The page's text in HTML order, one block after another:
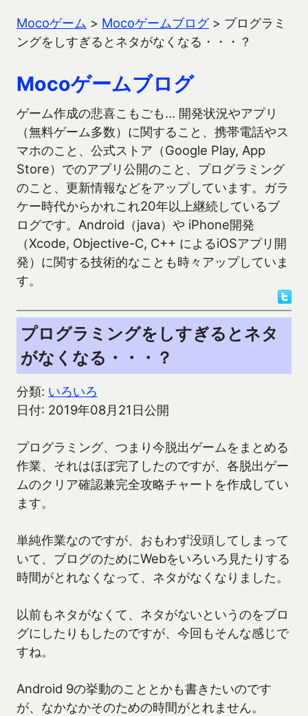
Mocoゲーム > Mocoゲームブログ> プログラミ
ングをしすぎるとネタがなくなる・・・？
Mocoゲームブログ
ゲーム作成の悲喜こもごも… 開発状況やアプリ
（無料ゲーム多数）に関すること、携帯電話やス
マホのこと、公式ストア（Google Play, App
Store）でのアプリ公開のこと、プログラミング
のこと、更新情報などをアップしています。ガラ
ケー時代からかれこれ20年以上継続しているブ
ログです。Android（java）や iPhone開発
（Xcode, Objective-C, C++ によるiOSアプリ開
発）に関する技術的なことも時々アップしていま
す。
プログラミングをしすぎるとネタ
がなくなる・・・？
分類: いろいろ
日付: 2019年08月21日公開
プログラミング、つまり今脱出ゲームをまとめる
作業、それはほぼ完了したのですが、各脱出ゲー
ムのクリア確認兼完全攻略チャートを作成してい
ます。
単純作業なのですが、おもわず没頭してしまって
いて、ブログのためにWebをいろいろ見たりする
時間がとれなくなって、ネタがなくなりました。
以前もネタがなくて、ネタがないというのをブロ
グにしたりもしたのですが、今回もそんな感じで
すね。
Android 9の挙動のこととかも書きたいのです
が、なかなかそのための時間がとれません。